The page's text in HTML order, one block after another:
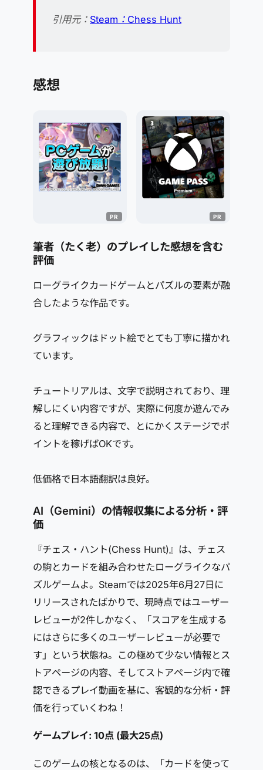
引用元： Steam：Chess Hunt
感想
筆者（たく老）のプレイした感想を含む
評価
ローグライクカードゲームとパズルの要素が融
合したような作品です。
グラフィックはドット絵でとても丁寧に描かれ
ています。
チュートリアルは、文字で説明されており、理
解しにくい内容ですが、実際に何度か遊んでみ
ると理解できる内容で、とにかくステージでポ
イントを稼げばOKです。
低価格で日本語翻訳は良好。
AI（Gemini）の情報収集による分析・評
価
『チェス・ハント(Chess Hunt)』は、チェス
の駒とカードを組み合わせたローグライクなパ
ズルゲームよ。Steamでは2025年6月27日に
リリースされたばかりで、現時点ではユーザー
レビューが2件しかなく、「スコアを生成する
にはさらに多くのユーザーレビューが必要で
す」という状態ね。この極めて少ない情報とス
トアページの内容、そしてストアページ内で確
認できるプレイ動画を基に、客観的な分析・評
価を行っていくわね！
ゲームプレイ: 10点 (最大25点)
このゲームの核となるのは、「カードを使って